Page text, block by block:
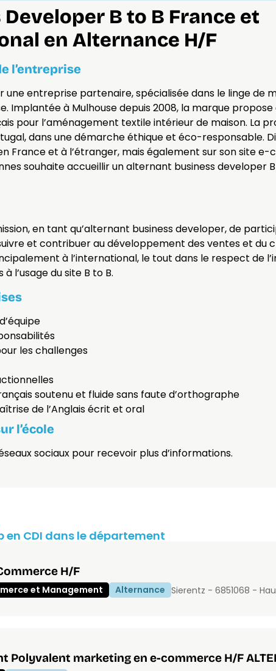
B to B France et
en Alternance H/F
l’entreprise
une entreprise partenaire, spécialisée dans le linge de
Implantée à Mulhouse depuis 2008, la marque
pour l’aménagement textile intérieur de maison. La
dans une démarche éthique et éco-responsable.
France et à l’étranger, mais également sur son site e-
souhaite accueillir un alternant business developer
en tant qu’alternant business developer, de
et contribuer au développement des ventes et du
à l’international, le tout dans le respect de
l’usage du site B to B.
les challenges
soutenu et fluide sans faute d’orthographe
de l’Anglais écrit et oral
l’école
sociaux pour recevoir plus d’informations.
en CDI dans le département
H/F
et Management Alternance Sierentz - 6851068 -
Polyvalent marketing en e-commerce H/F